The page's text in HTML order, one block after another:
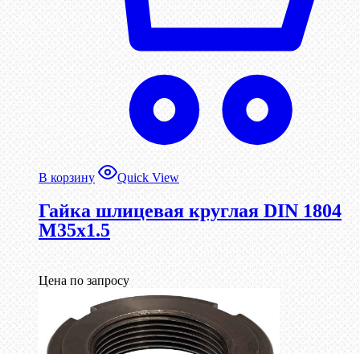
В корзину Quick View
Гайка шлицевая круглая DIN 1804
М35х1.5
Цена по запросу